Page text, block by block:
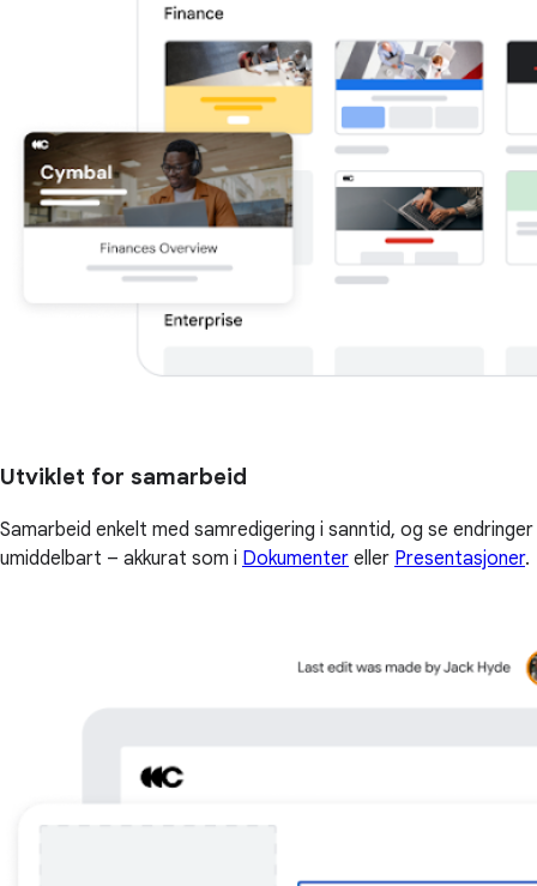
Utviklet for samarbeid
Samarbeid enkelt med samredigering i sanntid, og se endringer
umiddelbart – akkurat som i Dokumenter eller Presentasjoner.